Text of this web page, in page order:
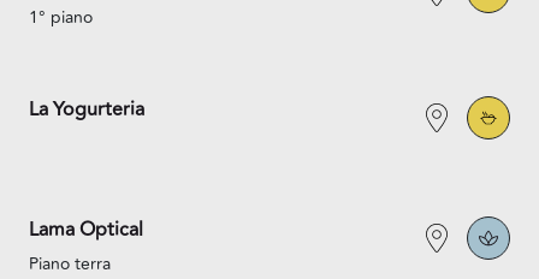
1° piano
La Yogurteria
Lama Optical
Piano terra